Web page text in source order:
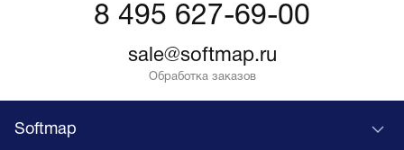
8 495 627-69-00
sale@softmap.ru
Обработка заказов
Softmap